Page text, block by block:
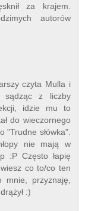
za krajem.
autorów
czyta Mulla i
sądząc z liczby
idzie mu to
do wieczornego
"Trudne słówka".
nie mają w
:P Często łapię
co to/co ten
przyznaję,
:)